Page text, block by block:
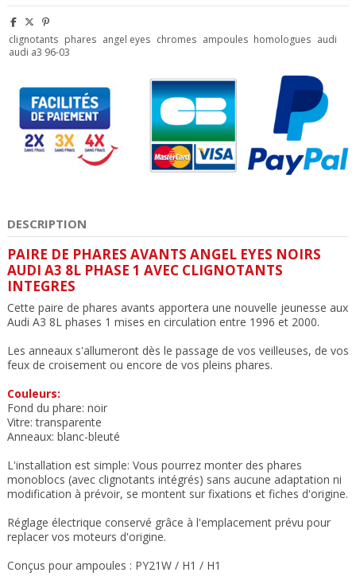
clignotants phares angel eyes chromes ampoules homologues audi
audi a3 96-03
DESCRIPTION
PAIRE DE PHARES AVANTS ANGEL EYES NOIRS
AUDI A3 8L PHASE 1 AVEC CLIGNOTANTS
INTEGRES
Cette paire de phares avants apportera une nouvelle jeunesse aux
Audi A3 8L phases 1 mises en circulation entre 1996 et 2000.
Les anneaux s'allumeront dès le passage de vos veilleuses, de vos
feux de croisement ou encore de vos pleins phares.
Couleurs:
Fond du phare: noir
Vitre: transparente
Anneaux: blanc-bleuté
L'installation est simple: Vous pourrez monter des phares
monoblocs (avec clignotants intégrés) sans aucune adaptation ni
modification à prévoir, se montent sur fixations et fiches d'origine.
Réglage électrique conservé grâce à l'emplacement prévu pour
replacer vos moteurs d'origine.
Conçus pour ampoules : PY21W / H1 / H1